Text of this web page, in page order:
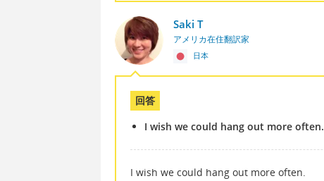
Saki T
アメリカ在住翻訳家
日本
回答
I wish we could hang out more often.
I wish we could hang out more often.